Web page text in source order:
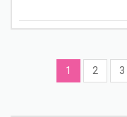
1 2 3